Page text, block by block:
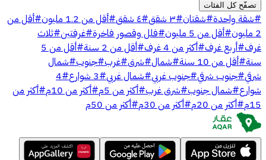
تصفّح كل الفئات
#شقة واحدة#شقتان#٣ شقق #٤ شقق #أقل من 1.2 مليون #أقل من
2 مليون
#أقل من 5 مليون #فلل وقصور فاخرة#غرفتين#ثلاث
غرف#أربع غرف#أكثر من 4 غرف #أقل من 2 سنة #
أقل من 5
سنة#أقل من 10 سنة #شمال#شرق#غرب#جنوب#شمال
شرقي#جنوب شرقي#جنوب غربي#شمال غربي#3 شوارع #
4
شوارع#شمال جنوب#شرق غرب#أكثر من 5م #أكثر من 10م #أكثر من
15م #أكثر من 20م #أكثر من 30م #أكثر من 50م